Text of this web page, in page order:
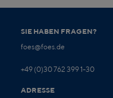
SIE HABEN FRAGEN?
foes@foes.de
+49 (0)30 762 399 1-30
ADRESSE